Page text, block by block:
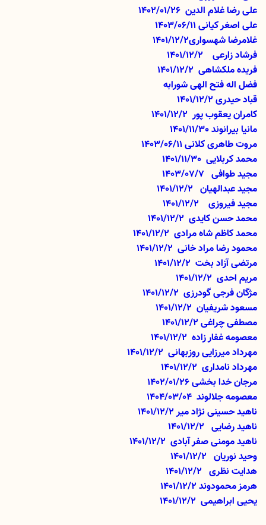
علی رضا غلام الدین 1402/01/26
علی اصغر کیانی 1403/06/11
غلامرضا شهسواری1401/12/2
فرشاد زارعی 1401/12/2
فریده ملکشاهی 1401/12/2
فضل اله فتح الهی شورابه
قباد حیدری 1401/12/2
کامران یعقوب پور 1401/12/2
مانیا بیرانوند1401/11/30
مروت طاهری کلانی 1403/06/11
محمد کربلایی 1401/11/30
مجید طوافی 1403/07/7
مجید عبدالهیان 1401/12/2
مجید فیروزی
1401/12/2
محمد حسن کایدی 1401/12/2
محمد کاظم شاه مرادی 1401/12/2
محمود رضا مراد خانی 1401/12/2
مرتضی آزاد بخت 1401/12/2
مریم احدی 1401/12/2
مژگان فرجی گودرزی 1401/12/2
مسعود شریفیان 1401/12/2
مصطفی چراغی 1401/12/2
معصومه غفار زاده 1401/12/2
مهرداد میرزایی روزبهانی 1401/12/2
مهرداد نامداری 1401/12/2
مرجان خدا بخشی 1402/01/26
معصومه جلالوند 1404/03/04
ناهید حسینی نژاد میر1401/12/2
ناهید رضایی 1401/12/2
ناهید مومنی صفر آبادی 1401/12/2
وحید نوریان 1401/12/2
هدایت نظری 1401/12/2
هرمز محمودوند 1401/12/2
یحیی ابراهیمی 1401/12/2